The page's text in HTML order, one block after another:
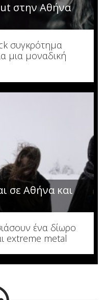
στην Αθήνα
συγκρότημα
μια μοναδική
σε Αθήνα και
ένα δίωρο
extreme metal